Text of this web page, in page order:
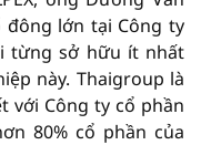
đông lớn tại Công ty
từng sở hữu ít nhất
này. Thaigroup là
với Công ty cổ phần
80% cổ phần của